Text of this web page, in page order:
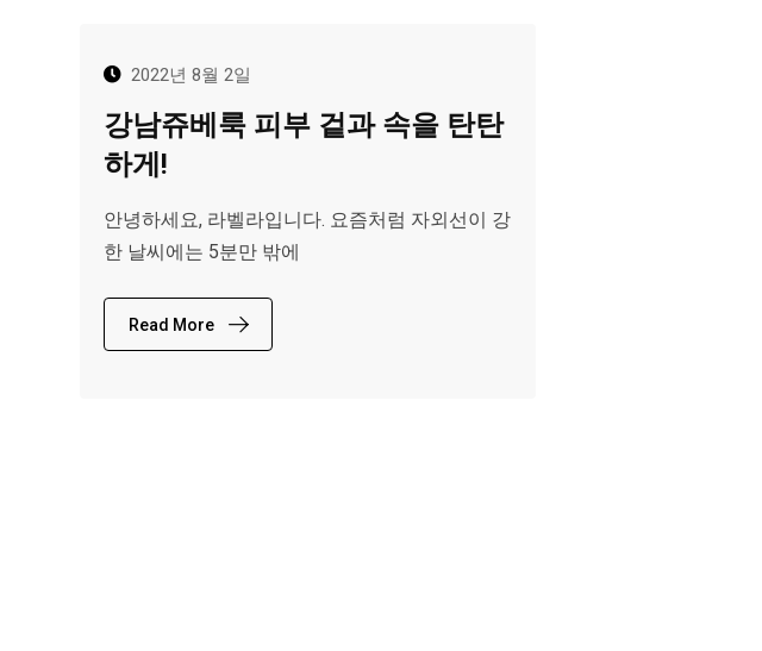
2022년 8월 2일
강남쥬베룩 피부 겉과 속을 탄탄
하게!
안녕하세요, 라벨라입니다. 요즘처럼 자외선이 강
한 날씨에는 5분만 밖에
Read More